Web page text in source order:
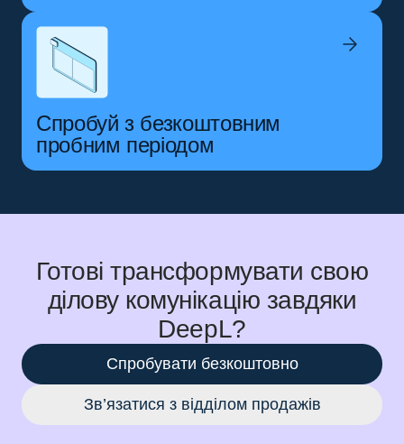
Спробуй з безкоштовним
пробним періодом
Готові трансформувати свою
ділову комунікацію завдяки
DeepL?
Спробувати безкоштовно
Зв’язатися з відділом продажів